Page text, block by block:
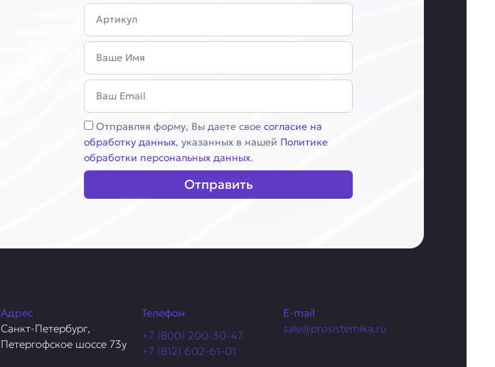
Артикул
Имя
Email
Соглашение
Отправляя форму, Вы даете своесогласие на
обработку данных, указанных в нашей Политике
обработки персональных данных.
Отправить
Адрес
Санкт-Петербург,
Петергофское шоссе 73у
Телефон
+7 (800) 200-30-47
+7 (812) 602-61-01
E-mail
sale@prosistemika.ru